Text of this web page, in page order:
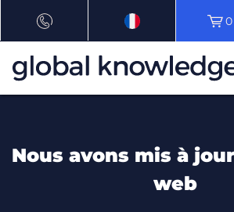
0
Nous avons mis à
web